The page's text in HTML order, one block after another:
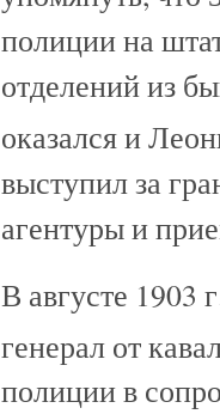
полиции на
отделений из
оказался и
выступил за
агентуры и
В августе 1903
генерал от
полиции в